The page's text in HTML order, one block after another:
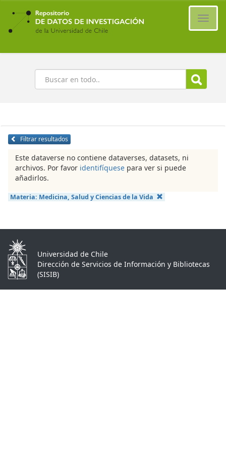
Ir
contenido
principal
Buscar
Filtrar resultados
Este dataverse no contiene dataverses, datasets, ni
archivos. Por favor identifíquese para ver si puede
añadirlos.
Materia: Medicina, Salud y Ciencias de la Vida
Universidad de Chile
Dirección de Servicios de Información y Bibliotecas
(SISIB)